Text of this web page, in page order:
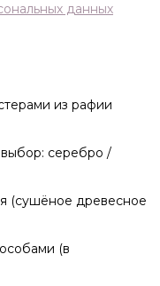
данных
из рафии
серебро /
(сушёное древесное
(в